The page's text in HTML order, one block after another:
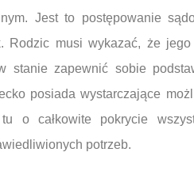
Jest to postępowanie
Rodzic musi wykazać, że
stanie zapewnić sobie
posiada wystarczające
o całkowite pokrycie
potrzeb.